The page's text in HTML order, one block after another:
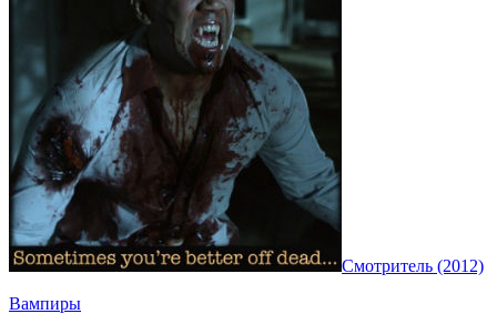
Смотритель (2012)
Вампиры